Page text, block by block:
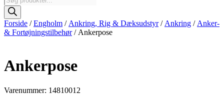
search
Forside /Engholm / Ankring, Rig & Dæksudstyr/ Ankring / Anker-
& Fortøjningstilbehør/ Ankerpose
Ankerpose
Varenummer: 14810012